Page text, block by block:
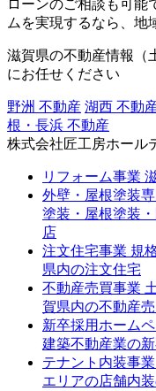
ローンのご相談も可能
ムを実現するなら、地
滋賀県の不動産情報（
にお任せください
野洲 不動産 湖西 不動
根・長浜 不動産
株式会社匠工房ホール
リフォーム事業
外壁・屋根塗装
塗装・屋根塗装
店
注文住宅事業 規
県内の注文住宅
不動産売買事業
賀県内の不動産
新卒採用ホーム
建築不動産業の
テナント内装事
エリアの店舗内